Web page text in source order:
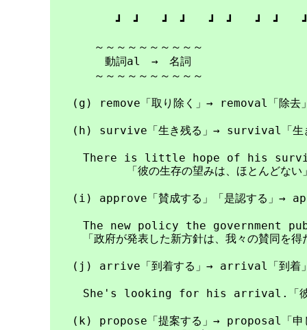
┛　┛　　┛　┛　　┛　┛　　┛　┛　　┛
～～～～～～～～～～
動詞al　→　名詞
～～～～～～～～～～
(g) remove「取り除く」→ removal「除去」
(h) survive「生き残る」→ survival「生き残
There is little hope of his
「彼の生存の望みは、ほとんどない
(i) approve「賛成する」「是認する」→
The new policy the government
「政府が発表した新方針は、我々の賛同を
(j) arrive「到着する」→ arrival「到着
She's looking for his arrival.「彼女は
(k) propose「提案する」→ proposal「申し